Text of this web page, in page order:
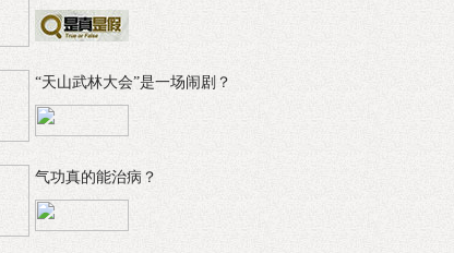
“天山武林大会”是一场闹剧？
气功真的能治病？